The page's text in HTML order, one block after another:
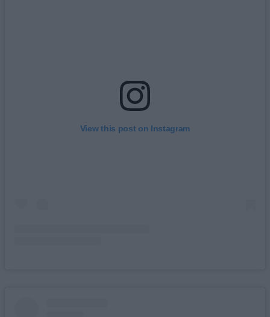
View this post on Instagram